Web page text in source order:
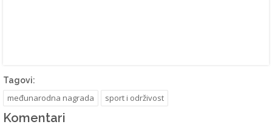
Tagovi:
međunarodna nagrada sport i održivost
Komentari